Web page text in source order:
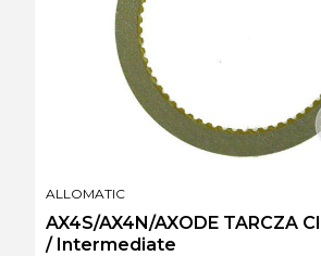
AX4S/AX4N/AXODE TARCZA
/ Intermediate
PRODUCENT
ALLOMATIC